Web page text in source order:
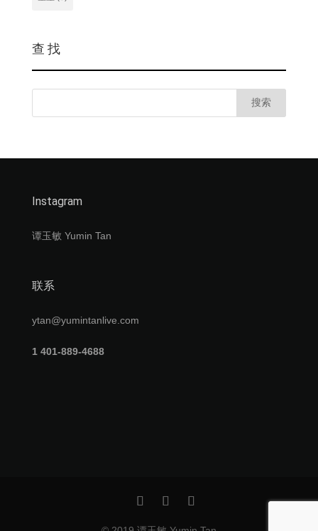
查 找
Instagram
谭玉敏 Yumin Tan
联系
ytan@yumintanlive.com
1 401-889-4688